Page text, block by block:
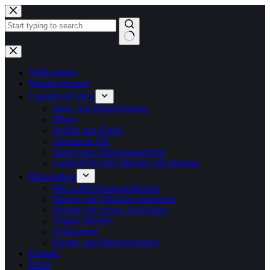
Zum
Inhalt
springen
Keine
Ergebnisse
Willkommen
Warum bürsten?
CulumNATURA
Haut- und Haarreinigung
Pflege
Styling und Finish
Ätherische Öle
SatusColor Pflanzenhaarfarbe
CulumNATURA Bürsten und Kämme
Bürstenshop
KELLER-Premium-Bürsten
Bürsten mit Wildschweinborsten
Bürsten mit echten Holzstiften
Vegane Bürsten
Holzkämme
Kamm- und Bürstenreiniger
Kontakt
Preise